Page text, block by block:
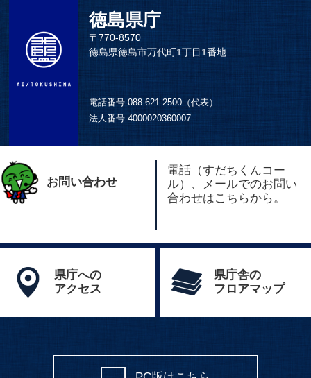
徳島県庁
〒770-8570
徳島県徳島市万代町1丁目1番地
電話番号:088-621-2500（代表）
法人番号:4000020360007
お問い合わせ
電話（すだちくんコー
ル）、メールでのお問い
合わせはこちらから。
県庁への
アクセス
県庁舎の
フロアマップ